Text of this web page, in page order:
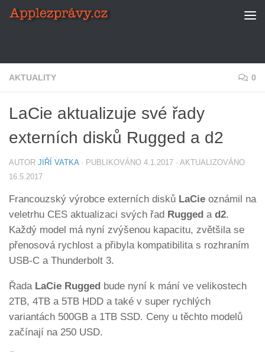
Skip to content
AKTUALITY 0
LaCie aktualizuje své řady
externích disků Rugged a d2
AUTOR JIŘÍ VATKA · PUBLIKOVÁNO 4.1.2017 · AKTUALIZOVÁNO
16.5.2017
Francouzský výrobce externích disků LaCie oznámil na
veletrhu CES aktualizaci svých řad Rugged a d2.
Každý model má nyní zvýšenou kapacitu, zvětšila se
přenosová rychlost a přibyla kompatibilita s rozhraním
USB-C a Thunderbolt 3.
Řada LaCie Rugged bude nyní k mání ve velikostech
2TB, 4TB a 5TB HDD a také v super rychlých
variantách 500GB a 1TB SSD. Ceny u těchto modelů
začínají na 250 USD.